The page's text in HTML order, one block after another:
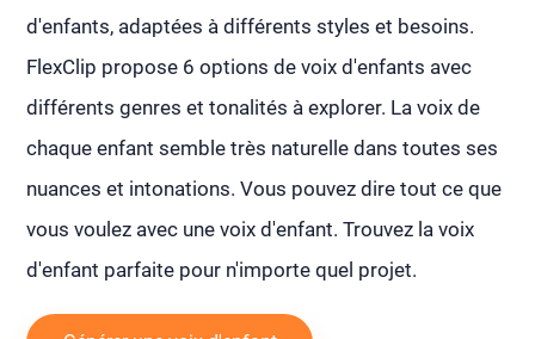
d'enfants, adaptées à différents styles et besoins.
FlexClip propose 6 options de voix d'enfants avec
différents genres et tonalités à explorer. La voix de
chaque enfant semble très naturelle dans toutes ses
nuances et intonations. Vous pouvez dire tout ce que
vous voulez avec une voix d'enfant. Trouvez la voix
d'enfant parfaite pour n'importe quel projet.